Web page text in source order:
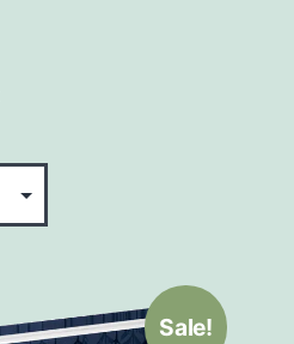
Sale!